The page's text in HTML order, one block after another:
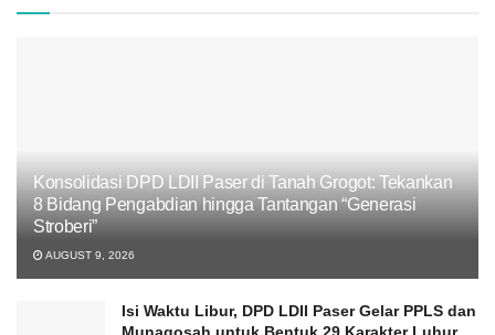
Konsolidasi DPD LDII Paser di Tanah Grogot: Tekankan
8 Bidang Pengabdian hingga Tantangan “Generasi
Stroberi”
AUGUST 9, 2026
Isi Waktu Libur, DPD LDII Paser Gelar PPLS dan
Munaqosah untuk Bentuk 29 Karakter Luhur